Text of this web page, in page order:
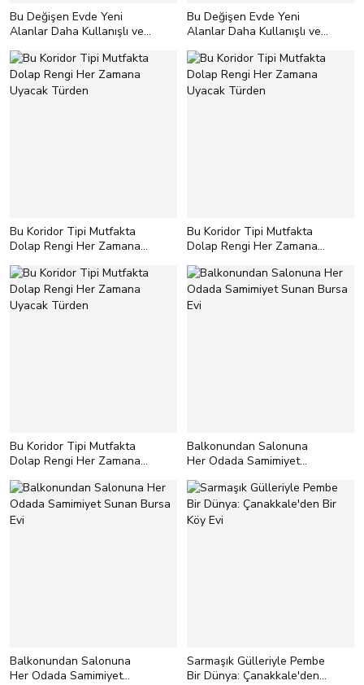
Bu Değişen Evde Yeni
Alanlar Daha Kullanışlı ve
Bu Değişen Evde Yeni
Alanlar Daha Kullanışlı ve
Bu Koridor Tipi Mutfakta
Dolap Rengi Her Zamana
Bu Koridor Tipi Mutfakta
Dolap Rengi Her Zamana
Bu Koridor Tipi Mutfakta
Dolap Rengi Her Zamana
Balkonundan Salonuna
Her Odada Samimiyet
Balkonundan Salonuna
Her Odada Samimiyet
Sarmaşık Gülleriyle Pembe
Bir Dünya: Çanakkale'den